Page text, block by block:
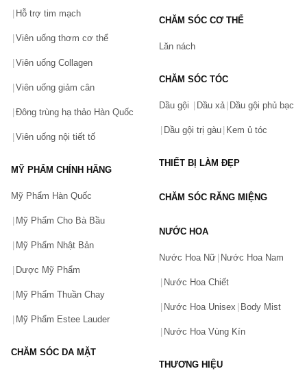
Hỗ trợ tim mạch
Viên uống thơm cơ thể
Viên uống Collagen
Viên uống giảm cân
Đông trùng hạ thảo Hàn Quốc
Viên uống nội tiết tố
MỸ PHẨM CHÍNH HÃNG
Mỹ Phẩm Hàn Quốc
Mỹ Phẩm Cho Bà Bầu
Mỹ Phẩm Nhật Bản
Dược Mỹ Phẩm
Mỹ Phẩm Thuần Chay
Mỹ Phẩm Estee Lauder
CHĂM SÓC DA MẶT
CHĂM SÓC CƠ THỂ
Lăn nách
CHĂM SÓC TÓC
Dầu gội Dầu xả Dầu gội phủ bạc
Dầu gội trị gàu Kem ủ tóc
THIẾT BỊ LÀM ĐẸP
CHĂM SÓC RĂNG MIỆNG
NƯỚC HOA
Nước Hoa Nữ Nước Hoa Nam
Nước Hoa Chiết
Nước Hoa Unisex Body Mist
Nước Hoa Vùng Kín
THƯƠNG HIỆU